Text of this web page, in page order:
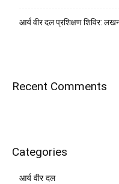
आर्य वीर दल प्रशिक्षण शिविर:
Recent Comments
Categories
आर्य वीर दल